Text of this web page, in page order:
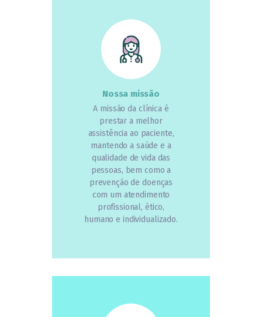
Nossa missão
A missão da clínica é
prestar a melhor
assistência ao paciente,
mantendo a saúde e a
qualidade de vida das
pessoas, bem como a
prevenção de doenças
com um atendimento
profissional, ético,
humano e individualizado.